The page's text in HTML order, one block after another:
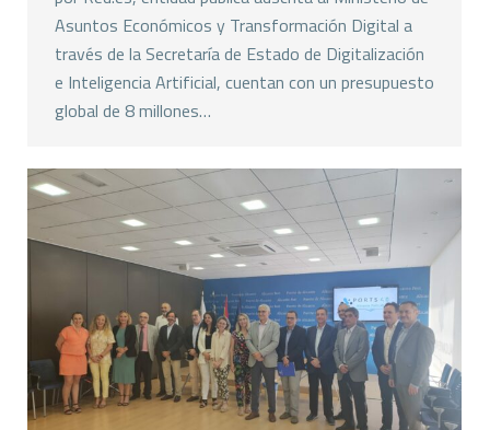
Asuntos Económicos y Transformación Digital a
través de la Secretaría de Estado de Digitalización
e Inteligencia Artificial, cuentan con un presupuesto
global de 8 millones…